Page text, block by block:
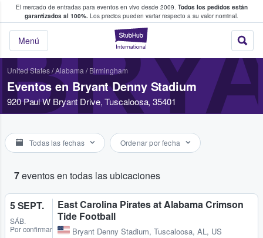
El mercado de entradas para eventos en vivo desde 2009. Todos los pedidos están
garantizados al 100%. Los precios pueden variar respecto a su valor nominal.
StubHub:
Menú
y venta de entradas entre fans
United States/Alabama / Birmingham
Eventos en Bryant Denny Stadium
920 Paul W Bryant Drive, Tuscaloosa, 35401
Todas las fechas Ordenar por fecha
7eventos en todas las ubicaciones
5 SEPT.
SÁB.
Por confirmar
East Carolina Pirates at Alabama Crimson
Tide Football
Bryant Denny Stadium, Tuscaloosa, AL, US